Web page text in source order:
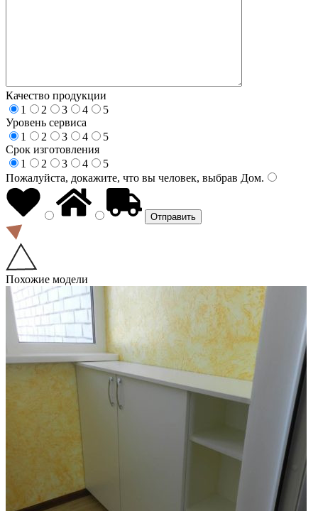
Качество продукции
1
2 3 4
5
Уровень сервиса
1
2 3 4
5
Срок изготовления
1
2 3 4
5
Пожалуйста, докажите, что вы человек, выбрав Дом.
Похожие модели